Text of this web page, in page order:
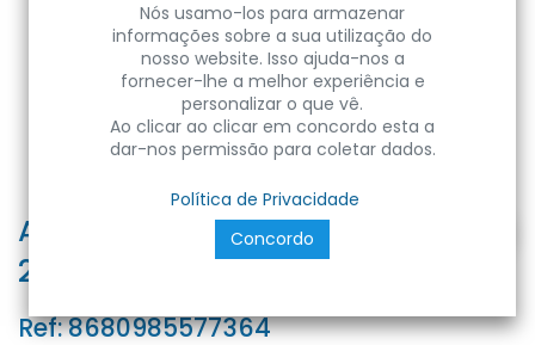
ARTEMIS-100 100W 4200K 85-
265V LED UFO HIGH BAY
Ref:8680985577364
Nós usamo-los para armazenar
informações sobre a sua utilização do
nosso website. Isso ajuda-nos a
fornecer-lhe a melhor experiência e
personalizar o que vê.
Ao clicar ao clicar em concordo esta a
dar-nos permissão para coletar dados.
Política de Privacidade
Concordo